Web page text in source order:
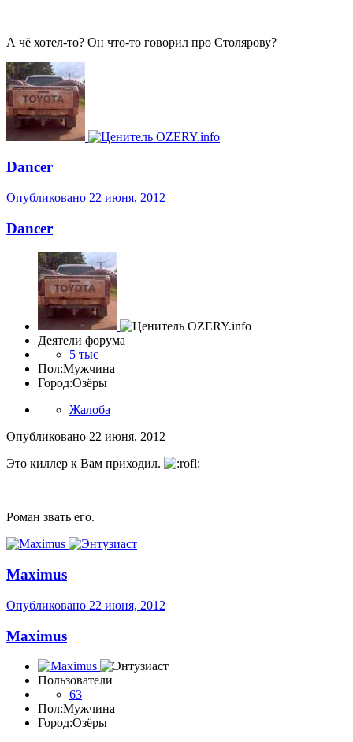
А чё хотел-то? Он что-то говорил про Столярову?
Dancer
Опубликовано 22 июня, 2012
Dancer
Деятели форума
5 тыс
Пол:Мужчина
Город:Озёры
Жалоба
Опубликовано 22 июня, 2012
Это киллер к Вам приходил.
Роман звать его.
Maximus
Опубликовано 22 июня, 2012
Maximus
Пользователи
63
Пол:Мужчина
Город:Озёры